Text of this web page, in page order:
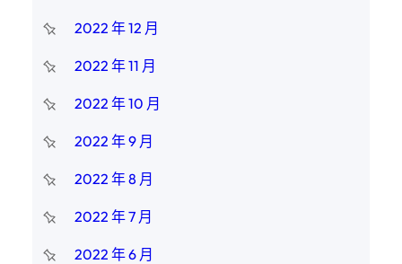
2022 年 12 月
2022 年 11 月
2022 年 10 月
2022 年 9 月
2022 年 8 月
2022 年 7 月
2022 年 6 月